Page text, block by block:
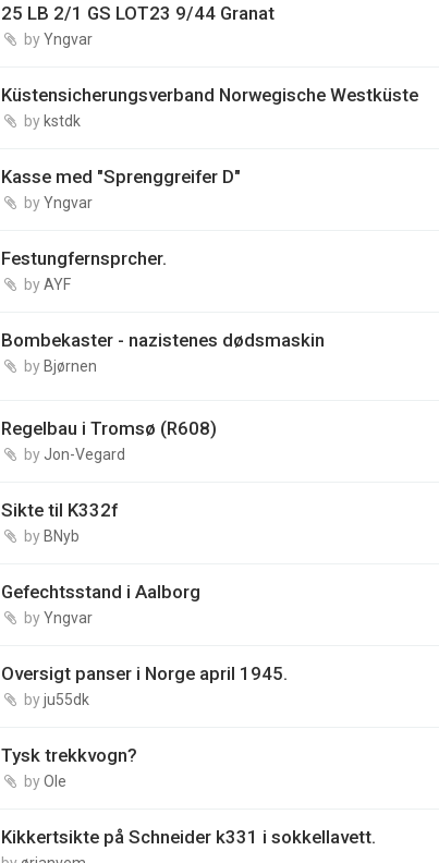
25 LB 2/1 GS LOT23 9/44 Granat
byYngvar
Küstensicherungsverband Norwegische Westküste
by kstdk
Kasse med "Sprenggreifer D"
byYngvar
Festungfernsprcher.
byAYF
Bombekaster - nazistenes dødsmaskin
by Bjørnen
Regelbau i Tromsø (R608)
by Jon-Vegard
Sikte til K332f
by BNyb
Gefechtsstand i Aalborg
byYngvar
Oversigt panser i Norge april 1945.
byju55dk
Tysk trekkvogn?
byOle
Kikkertsikte på Schneider k331 i sokkellavett.